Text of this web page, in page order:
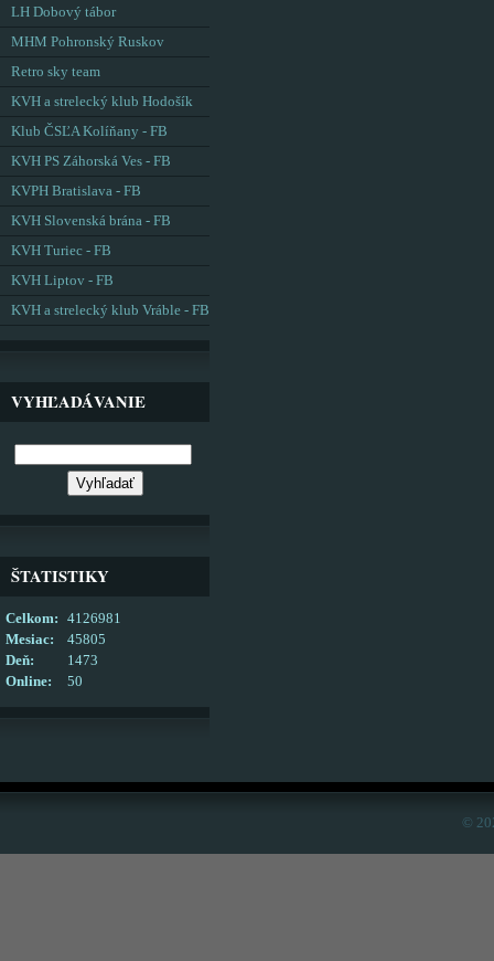
LH Dobový tábor
MHM Pohronský Ruskov
Retro sky team
KVH a strelecký klub Hodošík
Klub ČSĽA Kolíňany - FB
KVH PS Záhorská Ves - FB
KVPH Bratislava - FB
KVH Slovenská brána - FB
KVH Turiec - FB
KVH Liptov - FB
KVH a strelecký klub Vráble - FB
VYHĽADÁVANIE
ŠTATISTIKY
Online: 50
Celkom:
4126981
Mesiac:
45805
Deň:
1473
©